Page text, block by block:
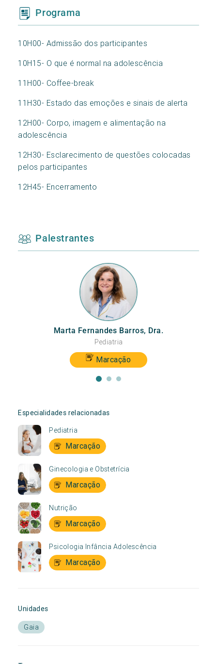
Programa
10H00- Admissão dos participantes
10H15- O que é normal na adolescência
11H00- Coffee-break
11H30- Estado das emoções e sinais de alerta
12H00- Corpo, imagem e alimentação na
adolescência
12H30- Esclarecimento de questões colocadas
pelos participantes
12H45- Encerramento
Palestrantes
Marta Fernandes Barros, Dra.
Pediatria
Marcação
Especialidades relacionadas
Pediatria
Marcação
Ginecologia e Obstetrícia
Marcação
Nutrição
Marcação
Psicologia Infância Adolescência
Marcação
Unidades
Gaia